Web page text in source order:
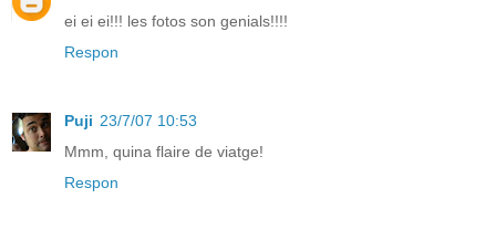
ei ei ei!!! les fotos son genials!!!!
Respon
Puji 23/7/07 10:53
Mmm, quina flaire de viatge!
Respon